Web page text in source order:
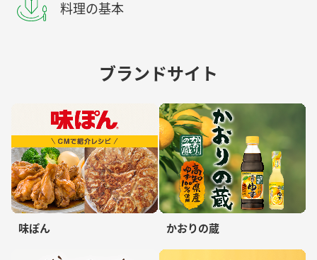
料理の基本
ブランドサイト
味ぽん かおりの蔵